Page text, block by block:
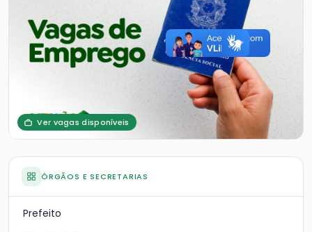
Ver vagas disponíveis
ÓRGÃOS E SECRETARIAS
Prefeito